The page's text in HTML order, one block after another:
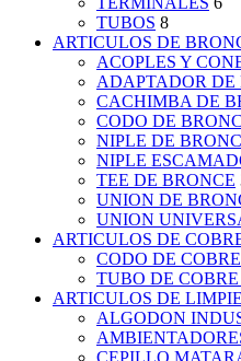
TUBOS 8
ARTICULOS DE
ACOPLES Y
ADAPTADOR DE
CACHIMBA DE
CODO DE
NIPLE DE
NIPLE
TEE DE BRONCE
UNION DE
UNION
ARTICULOS DE
CODO DE COBRE
TUBO DE
ARTICULOS DE
ALGODON